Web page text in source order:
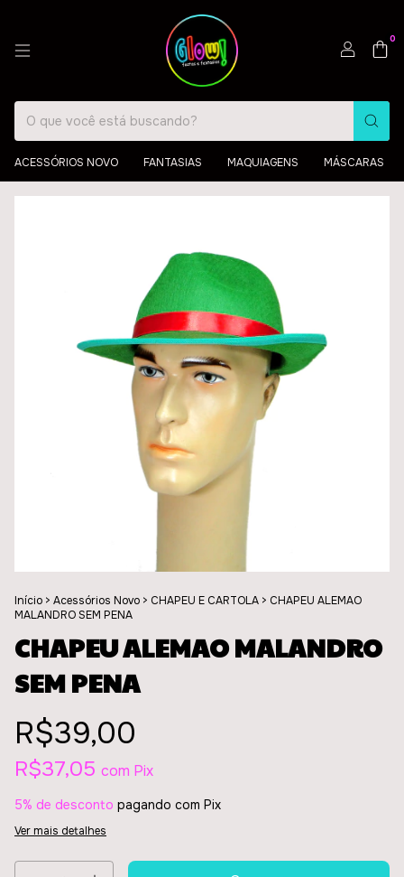
0
ACESSÓRIOS NOVO FANTASIAS MAQUIAGENS MÁSCARAS
Início > Acessórios Novo > CHAPEU E CARTOLA > CHAPEU ALEMAO
MALANDRO SEM PENA
CHAPEU ALEMAO MALANDRO
SEM PENA
R$39,00
R$37,05 com Pix
5% de desconto pagando com Pix
Ver mais detalhes